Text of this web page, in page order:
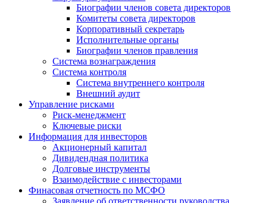
Биографии членов совета директоров
Комитеты совета директоров
Корпоративный секретарь
Исполнительные органы
Биографии членов правления
Система вознаграждения
Система контроля
Система внутреннего контроля
Внешний аудит
Управление рисками
Риск-менеджмент
Ключевые риски
Информация для инвесторов
Акционерный капитал
Дивидендная политика
Долговые инструменты
Взаимодействие с инвеcторами
Финасовая отчетность по МСФО
Заявление об ответственности руководства